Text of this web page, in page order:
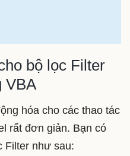
bộ lọc Filter
VBA
hóa cho các thao tác
rất đơn giản. Bạn có
Filter như sau: